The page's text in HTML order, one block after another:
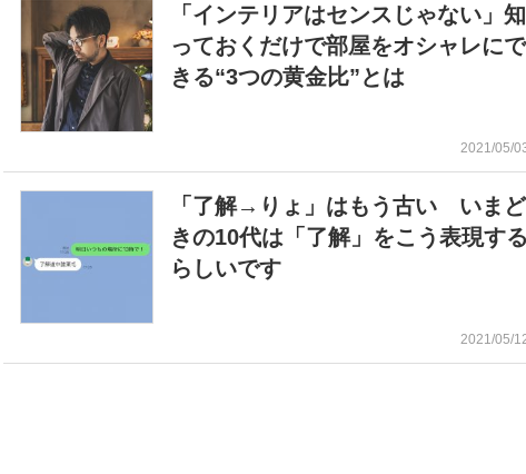
「インテリアはセンスじゃない」知
っておくだけで部屋をオシャレにで
きる“3つの黄金比”とは
2021/05/
「了解→りょ」はもう古い いまど
きの10代は「了解」をこう表現する
らしいです
2021/05/